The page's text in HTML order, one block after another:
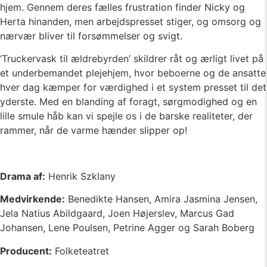
hjem. Gennem deres fælles frustration finder Nicky og
Herta hinanden, men arbejdspresset stiger, og omsorg og
nærvær bliver til forsømmelser og svigt.
‘Truckervask til ældrebyrden’ skildrer råt og ærligt livet på
et underbemandet plejehjem, hvor beboerne og de ansatte
hver dag kæmper for værdighed i et system presset til det
yderste. Med en blanding af foragt, sørgmodighed og en
lille smule håb kan vi spejle os i de barske realiteter, der
rammer, når de varme hænder slipper op!
Drama af: Henrik Szklany
Medvirkende: Benedikte Hansen, Amira Jasmina Jensen,
Jela Natius Abildgaard, Joen Højerslev, Marcus Gad
Johansen, Lene Poulsen, Petrine Agger og Sarah Boberg
Producent: Folketeatret